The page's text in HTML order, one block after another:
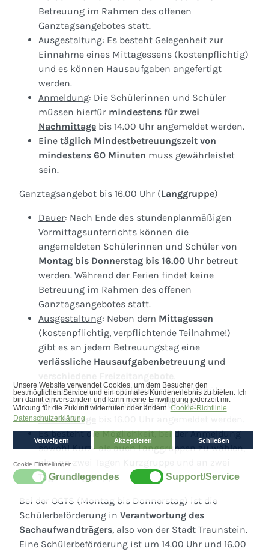
Betreuung im Rahmen des offenen
Ganztagsangebotes statt.
Ausgestaltung: Es besteht Gelegenheit zur
Einnahme eines Mittagessens (kostenpflichtig)
und es können Hausaufgaben angefertigt
werden.
Anmeldung: Die Schülerinnen und Schüler
müssen hierfür mindestens für zwei
Nachmittage bis 14.00 Uhr angemeldet werden.
Eine täglich Mindestbetreuungszeit von
mindestens 60 Minuten muss gewährleistet
sein.
Ganztagsangebot bis 16.00 Uhr (Langgruppe)
Dauer: Nach Ende des stundenplanmäßigen
Vormittagsunterrichts können die
angemeldeten Schülerinnen und Schüler von
Montag bis Donnerstag bis 16.00 Uhrbetreut
werden. Während der Ferien findet keine
Betreuung im Rahmen des offenen
Ganztagsangebotes statt.
Ausgestaltung: Neben dem Mittagessen
(kostenpflichtig, verpflichtende Teilnahme!)
gibt es an jedem Betreuungstag eine
verlässliche Hausaufgabenbetreuung und
Anmeldung: Die Schülerinnen und Schüler
müssen hierfürmindestens für zwei
Nachmittage
Es besteht die Möglichkeit, bei der Anmeldung
sowohl Kurz- als auch Langgruppen zu wählen,
also an zwei Tagen Kurzgruppe und an zwei
Tagen Langgruppe.
Bei der OGTS (Montag bis Donnerstag) ist die
Schülerbeförderung in Verantwortung des
Sachaufwandträgers, also von der Stadt Traunstein.
Eine Schülerbeförderung ist um 14.00 Uhr und 16.00